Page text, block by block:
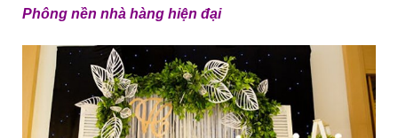
Phông nền nhà hàng hiện đại